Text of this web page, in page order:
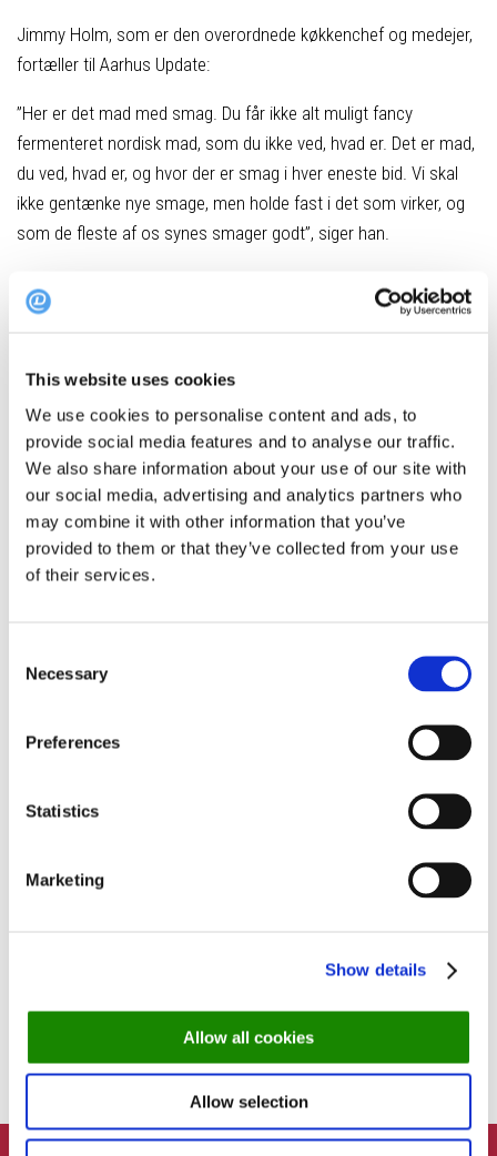
This website uses cookies
We use cookies to personalise content and ads, to
provide social media features and to analyse our traffic.
We also share information about your use of our site with
our social media, advertising and analytics partners who
may combine it with other information that you’ve
provided to them or that they’ve collected from your use
of their services.
Selection
Necessary
Preferences
Statistics
Marketing
Show details
Allow all cookies
Allow selection
Jimmy Holm, som er den overordnede køkkenchef og medejer,
fortæller til Aarhus Update:
”Her er det mad med smag. Du får ikke alt muligt fancy
fermenteret nordisk mad, som du ikke ved, hvad er. Det er mad,
du ved, hvad er, og hvor der er smag i hver eneste bid. Vi skal
ikke gentænke nye smage, men holde fast i det som virker, og
som de fleste af os synes smager godt”, siger han.
Tre retter og vin ad libitum
måltidets stjerne, kødet, også en valgfri kartoffel, sauce og
grønt. Retterne kan købes enkeltvis som a la carte, eller du kan
vælge en treretters med vin ad libitum i to timer for 500 kroner.
Du kan komme lige præcis den tid, som du ønsker. De to timers
ad libitum begynder først, når du sætter dig til bords.
Guide: 10 franske bistroer og restauranter i
København